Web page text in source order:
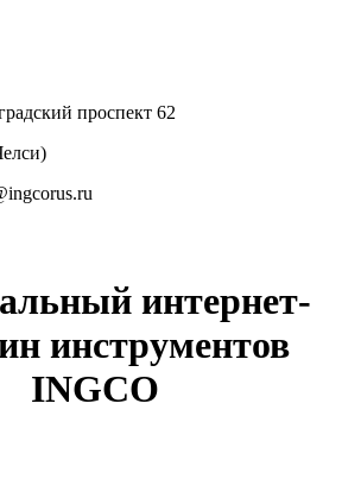
проспект 62
интернет-
инструментов
INGCO